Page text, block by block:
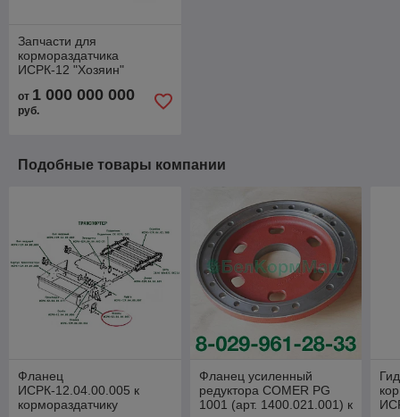
Запчасти для
кормораздатчика
ИСРК-12 "Хозяин"
от 1 000 000 000
руб.
Подобные товары компании
Фланец
ИСРК-12.04.00.005 к
кормораздатчику
Фланец усиленный
редуктора COMER PG
1001 (арт. 1400.021.001) к